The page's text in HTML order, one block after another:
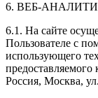
6. ВЕБ-
6.1. На сайте
Пользователе с
использующего
Россия, Москва,